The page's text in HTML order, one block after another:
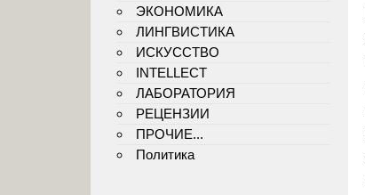
ЭКОНОМИКА
ЛИНГВИСТИКА
ИСКУССТВО
INTELLECT
ЛАБОРАТОРИЯ
РЕЦЕНЗИИ
ПРОЧИЕ...
Политика